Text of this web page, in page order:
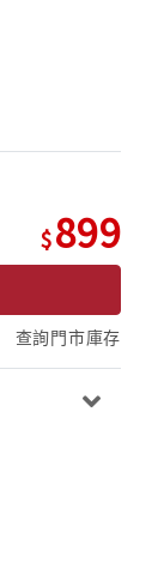
899
查詢門市庫存